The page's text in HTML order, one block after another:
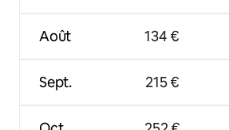
Août
Sept.
134 €
215 €